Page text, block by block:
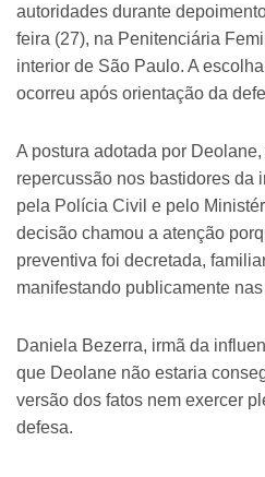
autoridades durante
feira (27), na Penitenciária
interior de São Paulo. A
ocorreu após orientação da
A postura adotada por
repercussão nos bastidores da
pela Polícia Civil e pelo
decisão chamou a atenção
preventiva foi decretada,
manifestando publicamente
Daniela Bezerra, irmã da
que Deolane não estaria
versão dos fatos nem exercer
defesa.